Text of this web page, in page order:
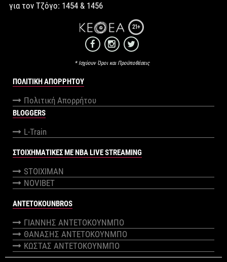
για τον Τζόγο: 1454 & 1456
21+
* Ισχύουν Όροι και Προϋποθέσεις
ΠΟΛΙΤΙΚΉ ΑΠΟΡΡΉΤΟΥ
Πολιτική Απορρήτου
BLOGGERS
L-Train
ΣΤΟΙΧΗΜΑΤΙΚΕΣ ΜΕ NBA LIVE STREAMING
STOIXIMAN
NOVIBET
ANTETOKOUNBROS
ΓΙΑΝΝΗΣ ΑΝΤΕΤΟΚΟΥΝΜΠΟ
ΘΑΝΑΣΗΣ ΑΝΤΕΤΟΚΟΥΝΜΠΟ
ΚΩΣΤΑΣ ΑΝΤΕΤΟΚΟΥΝΜΠΟ